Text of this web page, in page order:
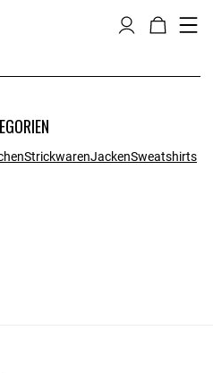
StrickwarenJackenSweatshirts